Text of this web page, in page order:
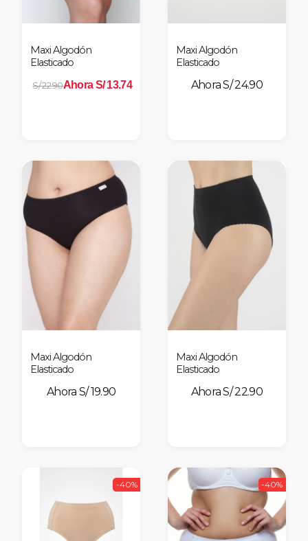
Maxi Algodón
Elasticado
S/ 22.90Ahora S/ 13.74
Maxi Algodón
Elasticado
S/ 24.90
Maxi Algodón
Elasticado
S/ 19.90
Maxi Algodón
Elasticado
S/ 22.90
-40% -40%